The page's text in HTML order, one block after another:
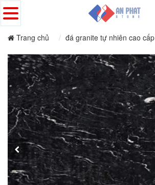
Trang chủ đá granite tự nhiên cao cấp